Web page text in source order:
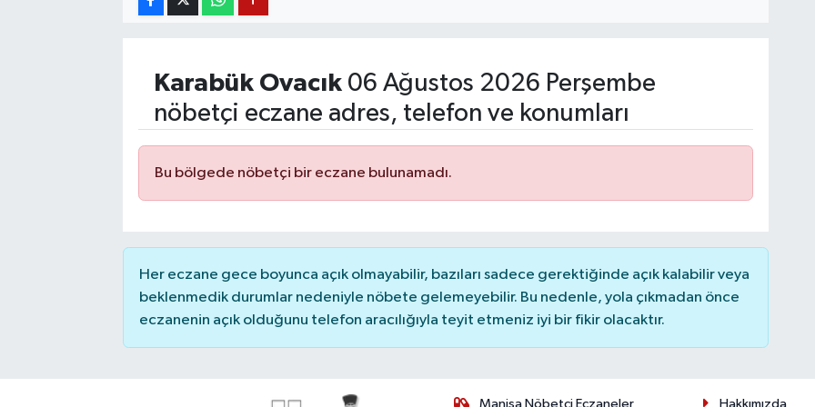
Karabük Ovacık06 Ağustos 2026 Perşembe
nöbetçi eczane adres, telefon ve konumları
Bu bölgede nöbetçi bir eczane bulunamadı.
Her eczane gece boyunca açık olmayabilir, bazıları sadece gerektiğinde açık kalabilir veya
beklenmedik durumlar nedeniyle nöbete gelemeyebilir. Bu nedenle, yola çıkmadan önce
eczanenin açık olduğunu telefon aracılığıyla teyit etmeniz iyi bir fikir olacaktır.
Manisa Nöbetçi Eczaneler Hakkımızda
TÜRKİYE'DE TREND HABERLER
ÖZEL HABER